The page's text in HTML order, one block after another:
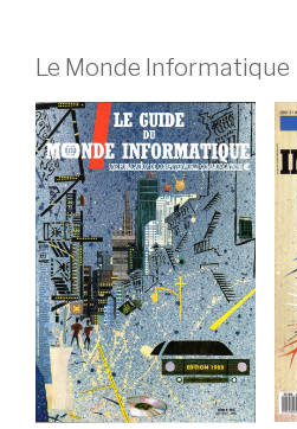
Le Monde Informatique